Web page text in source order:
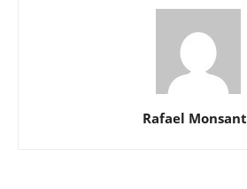
Rafael